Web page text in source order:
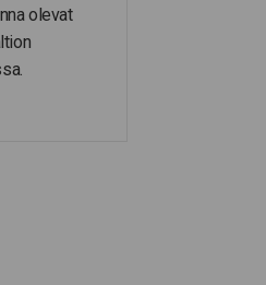
olevat